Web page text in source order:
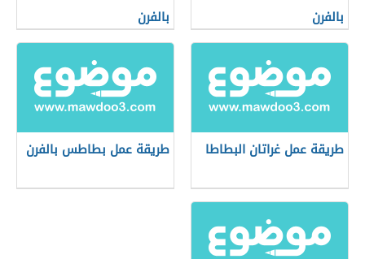
بالفرن
بالفرن
طريقة عمل غراتان البطاطا طريقة عمل بطاطس بالفرن